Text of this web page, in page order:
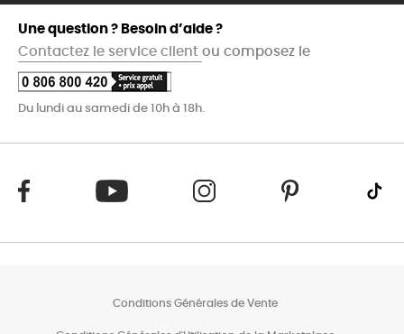
Une question ? Besoin d’aide ?
Contactez le service client ou composez le
Du lundi au samedi de 10h à 18h.
Conditions Générales de Vente